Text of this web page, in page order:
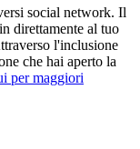
social network. Il
direttamente al tuo
l'inclusione
che hai aperto la
per maggiori